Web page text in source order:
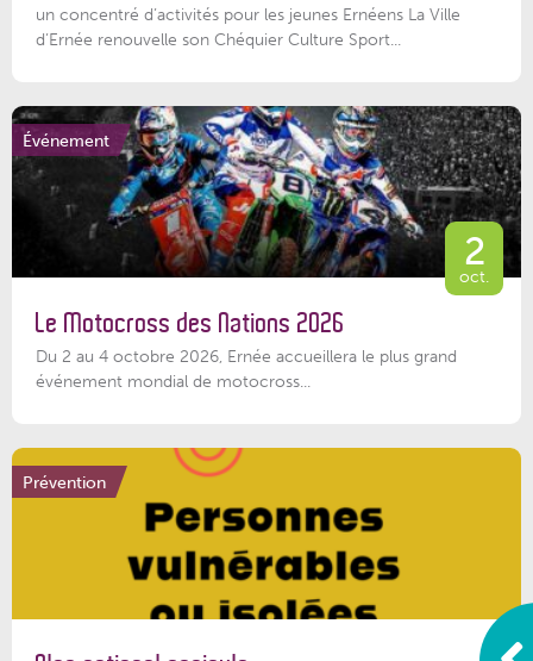
un concentré d’activités pour les jeunes Ernéens La Ville
d’Ernée renouvelle son Chéquier Culture Sport...
Événement
2
oct.
Le Motocross des Nations 2026
Du 2 au 4 octobre 2026, Ernée accueillera le plus grand
événement mondial de motocross...
Prévention